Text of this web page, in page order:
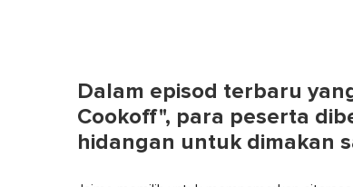
Dalam episod terbaru
Cookoff", para peserta
hidangan untuk dimakan